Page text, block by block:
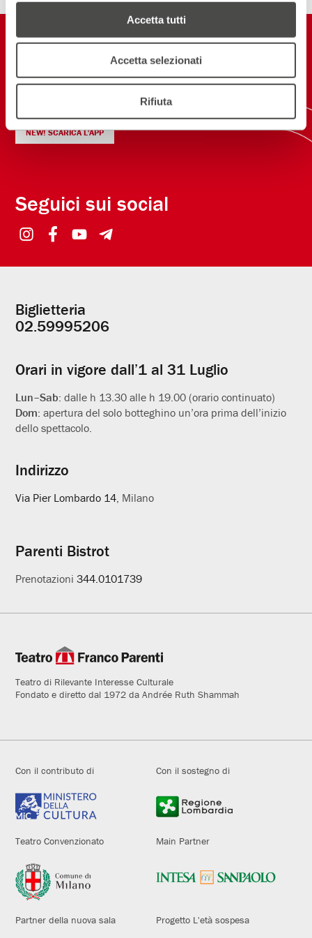
Accetta tutti
Accetta selezionati
Rifiuta
Restiamo in
NEW! SCARICA L'APP
Seguici sui social
Informazioni
utili
Biglietteria
02.59995206
Orari in vigore dall’1 al 31 Luglio
Lun–Sab:dalle h 13.30 alle h 19.00 (orario continuato)
Dom:apertura del solo botteghino un’ora prima dell’inizio
dello spettacolo.
Indirizzo
Via Pier Lombardo 14 , Milano
Parenti Bistrot
Prenotazioni344.0101739
Teatro di Rilevante Interesse Culturale
Fondato e diretto dal 1972 da Andrée Ruth Shammah
Con il contributo di Con il sostegno di
Teatro Convenzionato Main Partner
Partner della nuova sala Progetto L'età sospesa